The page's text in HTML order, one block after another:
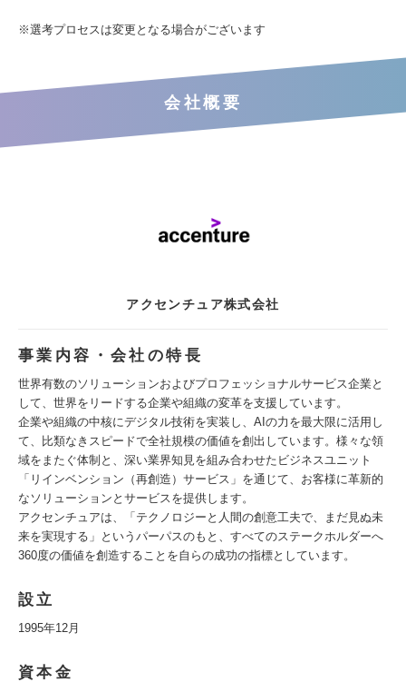
※選考プロセスは変更となる場合がございます
会社概要
アクセンチュア株式会社
事業内容・会社の特長
世界有数のソリューションおよびプロフェッショナルサービス企業と
して、世界をリードする企業や組織の変革を支援しています。
企業や組織の中核にデジタル技術を実装し、AIの力を最大限に活用し
て、比類なきスピードで全社規模の価値を創出しています。様々な領
域をまたぐ体制と、深い業界知見を組み合わせたビジネスユニット
「リインベンション（再創造）サービス」を通じて、お客様に革新的
なソリューションとサービスを提供します。
アクセンチュアは、「テクノロジーと人間の創意工夫で、まだ見ぬ未
来を実現する」というパーパスのもと、すべてのステークホルダーへ
360度の価値を創造することを自らの成功の指標としています。
設立
1995年12月
資本金